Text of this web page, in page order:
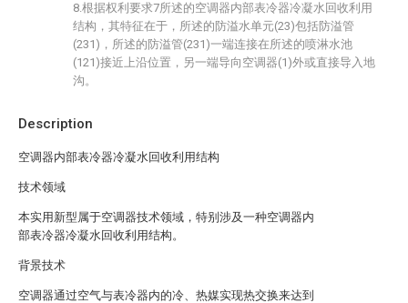
Description
空调器内部表冷器冷凝水回收利用结构
技术领域
本实用新型属于空调器技术领域，特别涉及一种空调器内
部表冷器冷凝水回收利用结构。
背景技术
空调器通过空气与表冷器内的冷、热媒实现热交换来达到
8.根据权利要求7所述的空调器内部表冷器冷凝水回收利用
结构，其特征在于，所述的防溢水单元(23)包括防溢管
(231)，所述的防溢管(231)一端连接在所述的喷淋水池
(121)接近上沿位置，另一端导向空调器(1)外或直接导入地
沟。